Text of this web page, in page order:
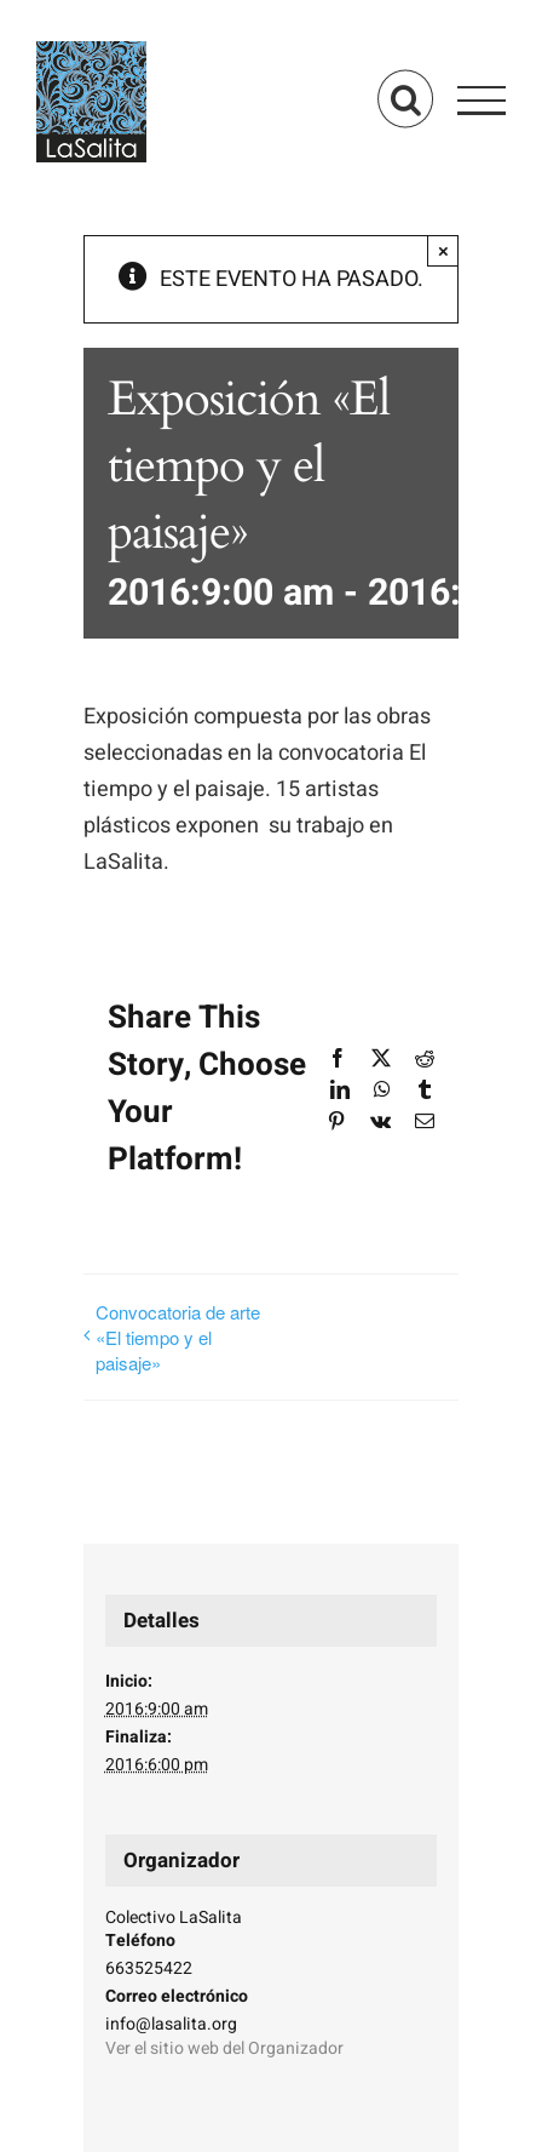
contenido
ESTE EVENTO HA PASADO.
×
Exposición «El
tiempo y el
paisaje»
2016:9:00 am -
Exposición compuesta por las obras
seleccionadas en la convocatoria El
tiempo y el paisaje. 15 artistas
plásticos exponen su trabajo en
LaSalita.
Share This
Story, Choose
Your
Platform!
Facebook
Reddit
LinkedInWhatsApp
Pinterest
Vk
Correo
Convocatoria de arte
«El tiempo y el
paisaje»
Detalles
Inicio:
2016:9:00 am
Finaliza:
2016:6:00 pm
Organizador
Colectivo LaSalita
Teléfono
663525422
Correo electrónico
info@lasalita.org
Ver el sitio web del Organizador
Estas
cookies no
son
opcionales.
Son
Estadísticas
Para que
podamos